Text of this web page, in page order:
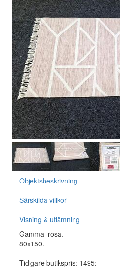
Objektsbeskrivning
Särskilda villkor
Visning & utlämning
Gamma, rosa.
80x150.
Tidigare butikspris: 1495:-